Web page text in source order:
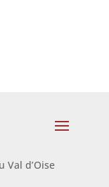
Val d’Oise